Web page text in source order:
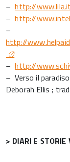
–http://
–http://
–
http://
–http://
– Verso il
Deborah Ellis ;
> DIARI E STORIE